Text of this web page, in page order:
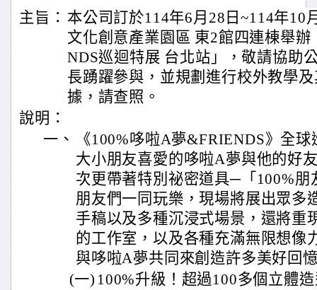
主旨： 本公司訂於114年6月28日~114年10
文化創意產業園區 東2館四連棟舉
NDS巡迴特展 台北站」，敬請協助
長踴躍參與，並規劃進行校外教學
據，請查照。
說明：
一、
《100%哆啦A夢&FRIENDS》全
大小朋友喜愛的哆啦A夢與他的好
次更帶著特別祕密道具─「100%朋
朋友們一同玩樂，現場將展出眾多
手稿以及多種沉浸式場景，還將重
的工作室，以及各種充滿無限想像
與哆啦A夢共同來創造許多美好回
(一) 100%升級！超過100多個立體